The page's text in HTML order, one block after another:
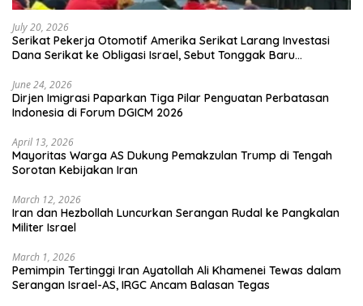
July 20, 2026
Serikat Pekerja Otomotif Amerika Serikat Larang Investasi
Dana Serikat ke Obligasi Israel, Sebut Tonggak Baru
June 24, 2026
Dirjen Imigrasi Paparkan Tiga Pilar Penguatan Perbatasan
Indonesia di Forum DGICM 2026
April 13, 2026
Mayoritas Warga AS Dukung Pemakzulan Trump di Tengah
Sorotan Kebijakan Iran
March 12, 2026
Iran dan Hezbollah Luncurkan Serangan Rudal ke Pangkalan
Militer Israel
March 1, 2026
Pemimpin Tertinggi Iran Ayatollah Ali Khamenei Tewas dalam
Serangan Israel-AS, IRGC Ancam Balasan Tegas